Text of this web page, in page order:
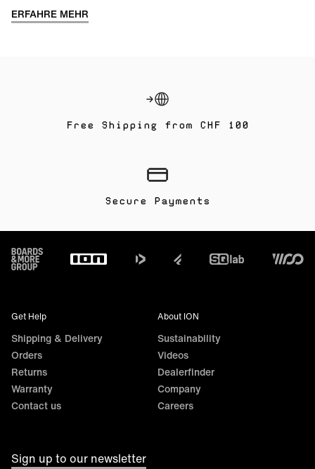
entdecke unseren
ERFAHRE MEHR
Free Shipping from CHF 100
Secure Payments
Footer
Get Help
Shipping & Delivery
Orders
Returns
Warranty
Contact us
About ION
Sustainability
Videos
Dealerfinder
Company
Careers
Sign up to our newsletter